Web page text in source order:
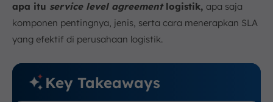
d. Evaluasi dan Perbaikan Berkala
8. Tantangan dalam Menerapkan SLA di Industri
Logistik
apa itu service level agreementlogistik, apa saja
komponen pentingnya, jenis, serta cara menerapkan SLA
yang efektif di perusahaan logistik.
Key Takeaways